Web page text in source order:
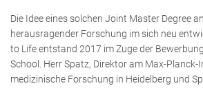
Die Idee eines solchen Joint Master Degree
herausragender Forschung im sich neu
to Life entstand 2017 im Zuge der
School. Herr Spatz, Direktor am Max-
medizinische Forschung in Heidelberg und